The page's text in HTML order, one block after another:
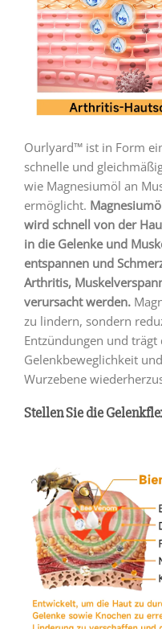
Ourlyard™ ist in Form
schnelle und
wie Magnesiumöl an
ermöglicht.
wird schnell von der
in die Gelenke und
entspannen und
Arthritis,
verursacht werden.
zu lindern, sondern
Entzündungen und trägt
Gelenkbeweglichkeit
Wurzebene
Stellen Sie die